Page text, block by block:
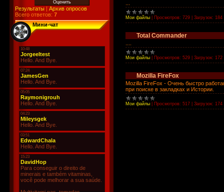
Результаты| Архив опросов
Всего ответов: 7
Мини-чат
Мои файлы Просмотров: 729 Загрузок: 184
Total Commander
Мои файлы Просмотров: 529 Загрузок: 172
Mozilla FireFox
Mozilla FireFox - Очень быстро
при поиске в закладках и Истории.
Мои файлы Просмотров: 517 Загрузок: 174